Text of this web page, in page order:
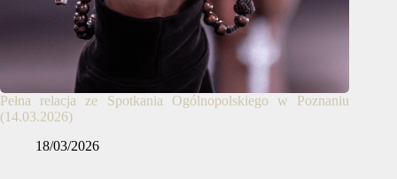
Pełna relacja ze Spotkania Ogólnopolskiego w Poznaniu
(14.03.2026)
18/03/2026